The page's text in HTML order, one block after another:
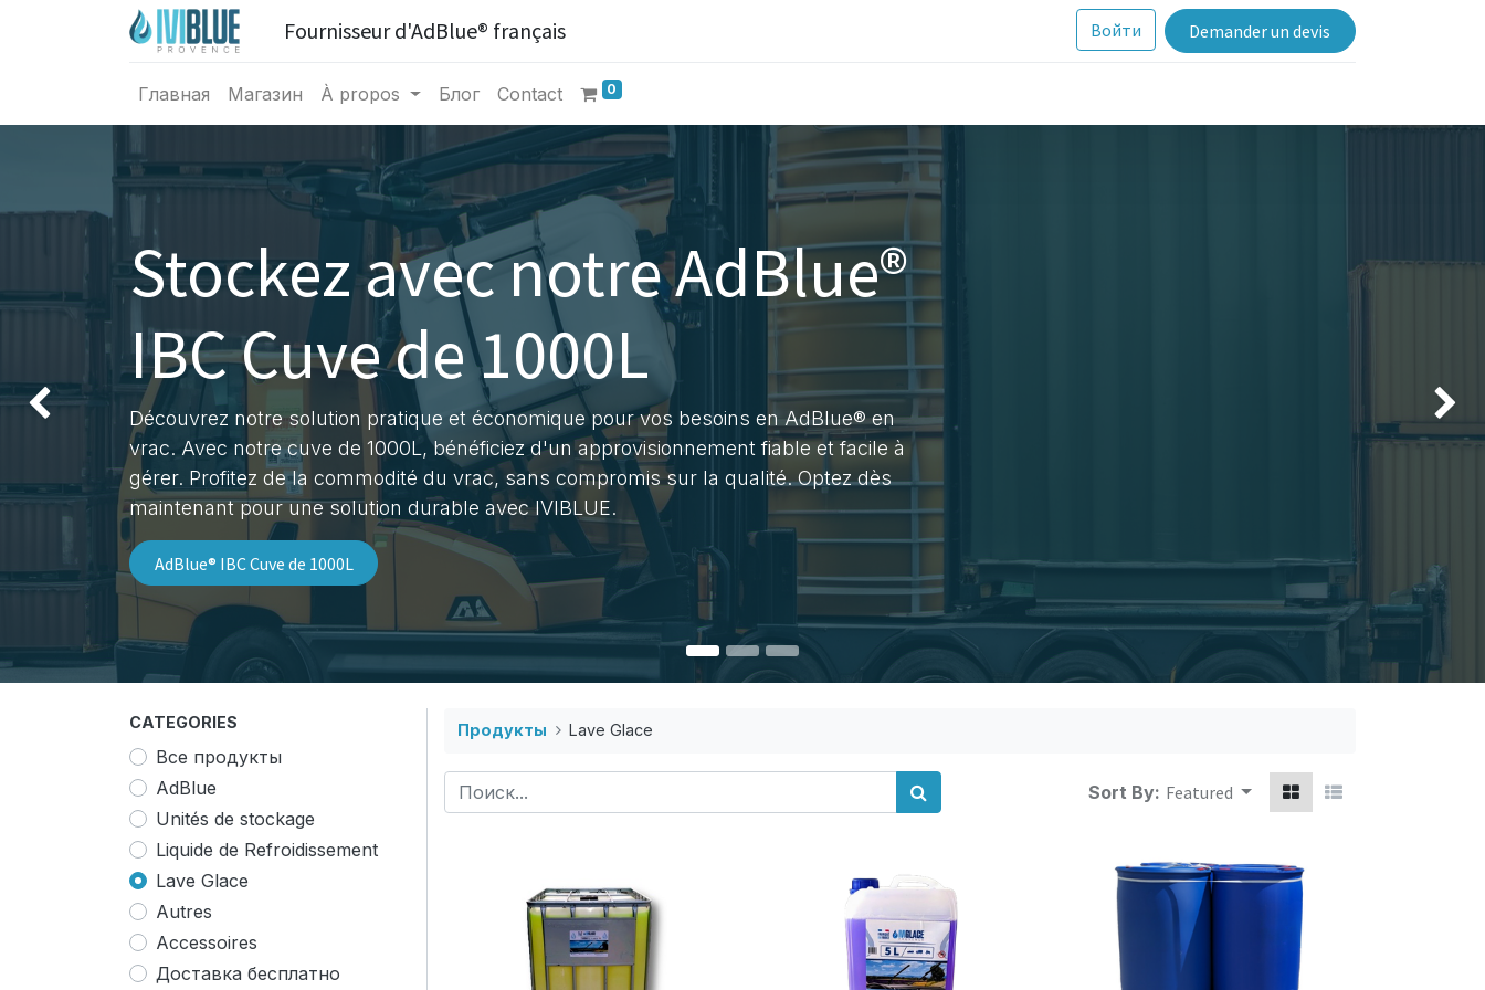
Fournisseur d'AdBlue® français Войти Demander un devis
Главная Магазин À propos Блог Contact 0
Stockez avec notre AdBlue®
IBC Cuve de 1000L
Découvrez notre solution pratique et économique pour vos besoins en AdBlue® en
vrac. Avec notre cuve de 1000L, bénéficiez d'un approvisionnement fiable et facile à
gérer. Profitez de la commodité du vrac, sans compromis sur la qualité. Optez dès
maintenant pour une solution durable avec IVIBLUE.
AdBlue® IBC Cuve de 1000L​
Précédent
CATEGORIES
Все продукты
AdBlue
Unités de stockage
Liquide de Refroidissement
Lave Glace
Autres
Accessoires
Доставка бесплатно
Продукты Lave Glace
Sort By: Featured